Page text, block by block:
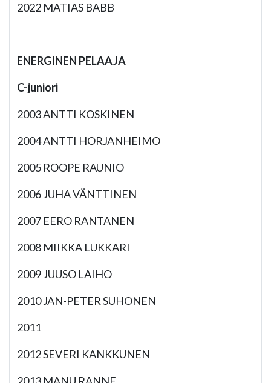
2022 MATIAS BABB
ENERGINEN PELAAJA
C-juniori
2003 ANTTI KOSKINEN
2004 ANTTI HORJANHEIMO
2005 ROOPE RAUNIO
2006 JUHA VÄNTTINEN
2007 EERO RANTANEN
2008 MIIKKA LUKKARI
2009 JUUSO LAIHO
2010 JAN-PETER SUHONEN
2011
2012 SEVERI KANKKUNEN